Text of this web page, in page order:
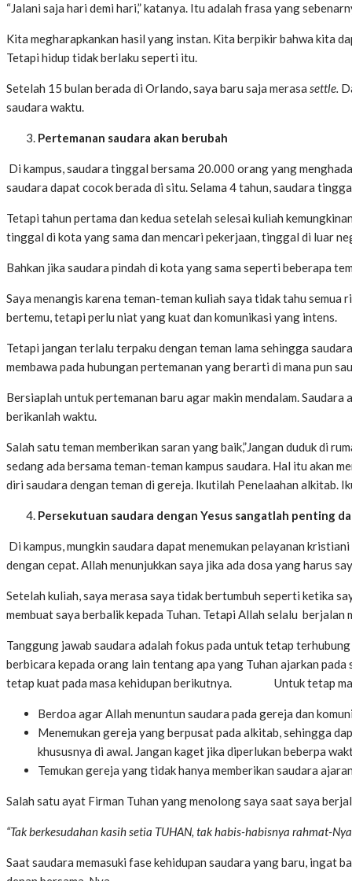
“Jalani saja hari demi hari,” katanya. Itu adalah frasa yang
Kita megharapkankan hasil yang instan. Kita berpikir bahwa kita
Tetapi hidup tidak berlaku seperti itu.
Setelah 15 bulan berada di Orlando, saya baru saja merasa settle.
saudara waktu.
Pertemanan saudara akan berubah
Di kampus, saudara tinggal bersama 20.000 orang yang
saudara dapat cocok berada di situ. Selama 4 tahun, saudara
Tetapi tahun pertama dan kedua setelah selesai kuliah
tinggal di kota yang sama dan mencari pekerjaan, tinggal di luar
Bahkan jika saudara pindah di kota yang sama seperti beberapa
Saya menangis karena teman-teman kuliah saya tidak tahu semua
bertemu, tetapi perlu niat yang kuat dan komunikasi yang intens.
Tetapi jangan terlalu terpaku dengan teman lama sehingga
membawa pada hubungan pertemanan yang berarti di mana pun
Bersiaplah untuk pertemanan baru agar makin mendalam.
berikanlah waktu.
Salah satu teman memberikan saran yang baik,”Jangan duduk di
sedang ada bersama teman-teman kampus saudara. Hal itu akan
diri saudara dengan teman di gereja. Ikutilah Penelaahan alkitab.
Persekutuan saudara dengan Yesus sangatlah penting
Di kampus, mungkin saudara dapat menemukan pelayanan
dengan cepat. Allah menunjukkan saya jika ada dosa yang harus
Setelah kuliah, saya merasa saya tidak bertumbuh seperti ketika
membuat saya berbalik kepada Tuhan. Tetapi Allah selalu
Tanggung jawab saudara adalah fokus pada untuk tetap
berbicara kepada orang lain tentang apa yang Tuhan ajarkan
tetap kuat pada masa kehidupan berikutnya. Untuk tetap
Berdoa agar Allah menuntun saudara pada gereja dan
Menemukan gereja yang berpusat pada alkitab, sehingga
khususnya di awal. Jangan kaget jika diperlukan beberpa
Temukan gereja yang tidak hanya memberikan saudara
Salah satu ayat Firman Tuhan yang menolong saya saat saya
“Tak berkesudahan kasih setia TUHAN, tak habis-habisnya rahmat-
Saat saudara memasuki fase kehidupan saudara yang baru, ingat